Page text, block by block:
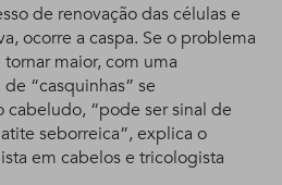
de renovação das células e
ocorre a caspa. Se o problema
maior, com uma
“casquinhas” se
“pode ser sinal de
seborreica”, explica o
em cabelos e tricologista